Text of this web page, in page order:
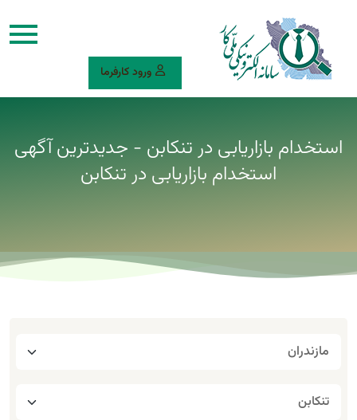
ورود کارفرما
استخدام بازاریابی در تنکابن - جدیدترین آگهی
استخدام بازاریابی در تنکابن